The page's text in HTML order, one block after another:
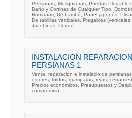
Persianas, Mosquiteras, Puertas
Baño y Cortinas de Cualquier Tipo,
Romanas, De bambú, Panel japonés,
De tablillas verticales, Plegables (verticales
Jacobinas, Corred
INSTALACION REPARACION
PERSIANAS 1
Venta, reparación e instalacio de
estores, toldos, mamparas, rejas,
Precios económicos. Presupuestos y
compromiso.